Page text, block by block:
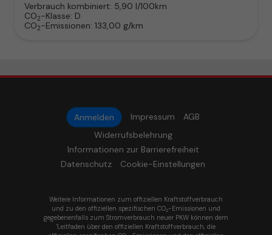
Verbrauch kombiniert: 5,90 l/100km
CO2-Klasse: D
CO2-Emissionen: 133,00 g/km
Anmelden Impressum
AGB
Widerrufsbelehrung
Informationen zur Barrierefreiheit
Datenschutz
Cookie-Einstellungen
Weitere Informationen zum offiziellen Kraftstoffverbrauch
und zu den offiziellen spezifischen CO2-Emissionen und
gegebenenfalls zum Stromverbrauch neuer PKW können dem
'Leitfaden über den offiziellen Kraftstoffverbrauch, die